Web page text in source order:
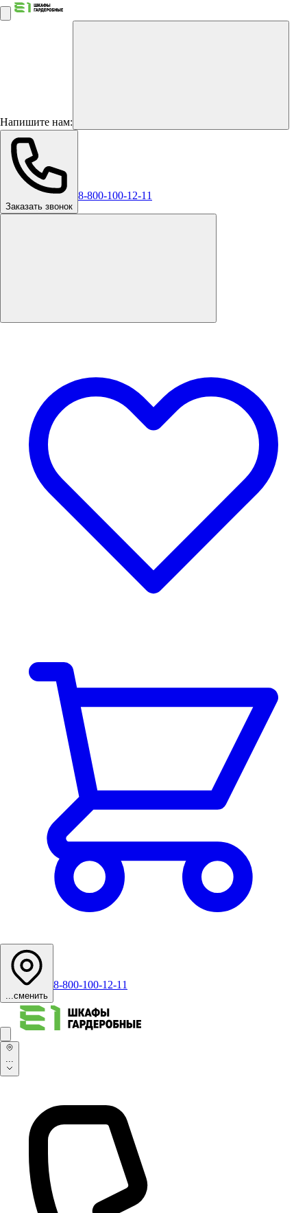
Напишите нам:
Заказать звонок
8-800-100-12-11
...сменить
8-800-100-12-11
...